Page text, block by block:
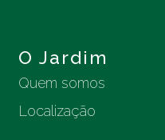
O Jardim
Quem somos
Localização